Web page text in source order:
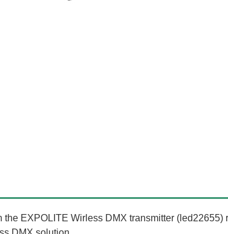
the EXPOLITE Wirless DMX transmitter